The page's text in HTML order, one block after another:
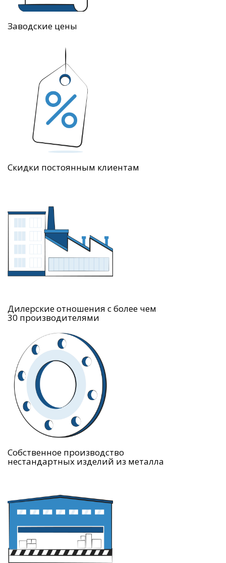
Заводские цены
Скидки постоянным клиентам
Дилерские отношения с более чем
30 производителями
Собственное производство
нестандартных изделий из металла